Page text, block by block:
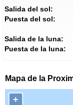
Salida del sol:
Puesta del sol:
Salida de la luna:
Puesta de la luna:
Mapa de la
+